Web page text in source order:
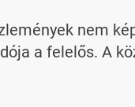
nem
a felelős. A